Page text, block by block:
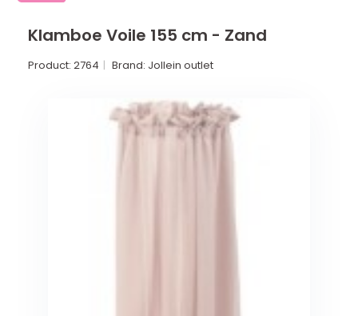
Thuis
In de box
Boxmatrassen en hoeslakens
Klamboe Voile 155 cm - Zand
Product: 2764 Brand: Jollein outlet